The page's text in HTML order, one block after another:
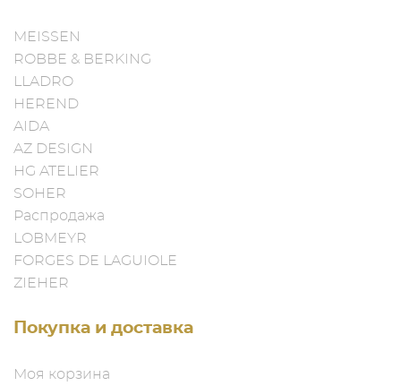
MEISSEN
ROBBE & BERKING
LLADRO
HEREND
AIDA
AZ DESIGN
HG ATELIER
SOHER
Распродажа
LOBMEYR
FORGES DE LAGUIOLE
ZIEHER
Покупка и доставка
Моя корзина